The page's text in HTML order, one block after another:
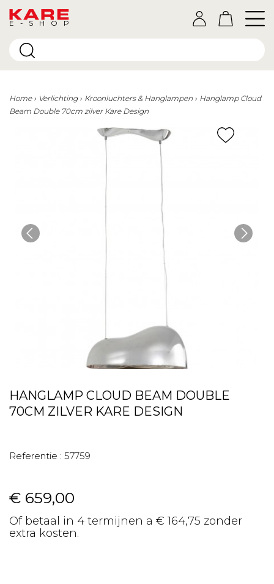
E-SHOP
Home Verlichting Kroonluchters & Hanglampen
Hanglamp Cloud
Beam Double 70cm zilver Kare Design
HANGLAMP CLOUD BEAM DOUBLE
70CM ZILVER KARE DESIGN
Referentie : 57759
€ 659,00
Of betaal in 4 termijnen a € 164,75 zonder
extra kosten.